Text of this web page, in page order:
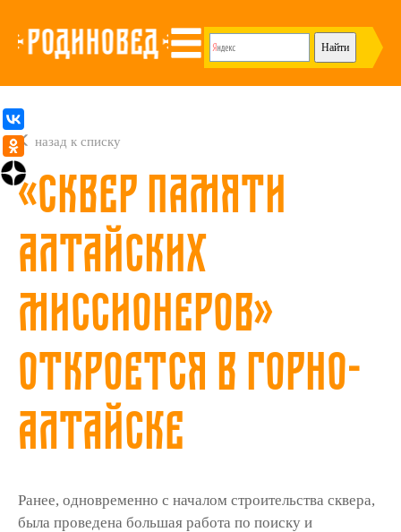
назад к списку
«Сквер памяти
алтайских
миссионеров»
откроется в Горно-
Алтайске
Ранее, одновременно с началом строительства сквера,
была проведена большая работа по поиску и